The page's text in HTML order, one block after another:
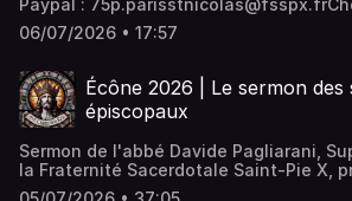
Paypal :
Fraternité Sacerdotale Saint-Pie XIBAN
0000 0502 7872 952Prieuré Sainte
bénisse
06/07/2026 • 17:57
Écône 2026 | Le sermon des
épiscopaux
Sermon de l'abbé Davide Pagliarani,
la Fraternité Sacerdotale Saint-Pie X,
l'occasion des sacres épiscopaux qui